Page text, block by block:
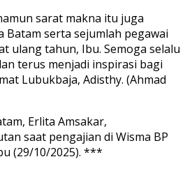
sarat makna itu juga
Batam serta sejumlah pegawai
ulang tahun, Ibu. Semoga selalu
terus menjadi inspirasi bagi
Lubukbaja, Adisthy. (Ahmad
Erlita Amsakar,
saat pengajian di Wisma BP
(29/10/2025). ***